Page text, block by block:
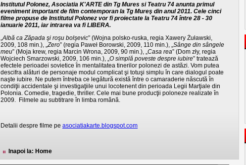
Institutul Polonez, Asociatia K'ARTE din Tg Mures si Teatru 74 anunta primul
eveniment important de film contemporan la Tg Mureş din anul 2011. Cele cinci
filme propuse de Institutul Polonez vor fi proiectate la Teatru 74 între 28 - 30
ianuarie 2011, iar intrarea va fi LIBERA.
„Albă ca Zăpada şi roşu bolşevic” (Wojna polsko-ruska, regia Xawery Żuławski,
2009, 108 min.), „Zero” (regia Paweł Borowski, 2009, 110 min.), „Sânge din sângele
meu” (Moja krew, regia Marcin Wrona, 2009, 90 min.), „Casa rea” (Dom zły, regia
Wojciech Smarzowski, 2009, 106 min.), „O simplă poveste despre iubire” tratează
efectele perioadei sovietice în mentalitatea tinerilor polonezi de astăzi. Vom putea
descifra alături de personaje modul complicat şi totuşi simplu în care dialogul poate
naşte iubire. Ne putem întreba ce legătură există între o camaraderie născută în
condiţii accidentale şi investigaţiile unui locotenent din perioada Legii Marţiale din
Polonia. Comedie, tragedie, thriller. Cele mai bune producţii poloneze realizate în
2009. Filmele au subtitrare în limba română.
Detalii despre filme pe asociatiakarte.blogspot.com
Inapoi la: Home